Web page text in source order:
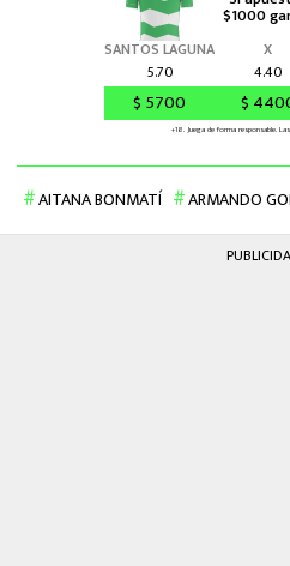
AITANA BONMATÍ ARMANDO